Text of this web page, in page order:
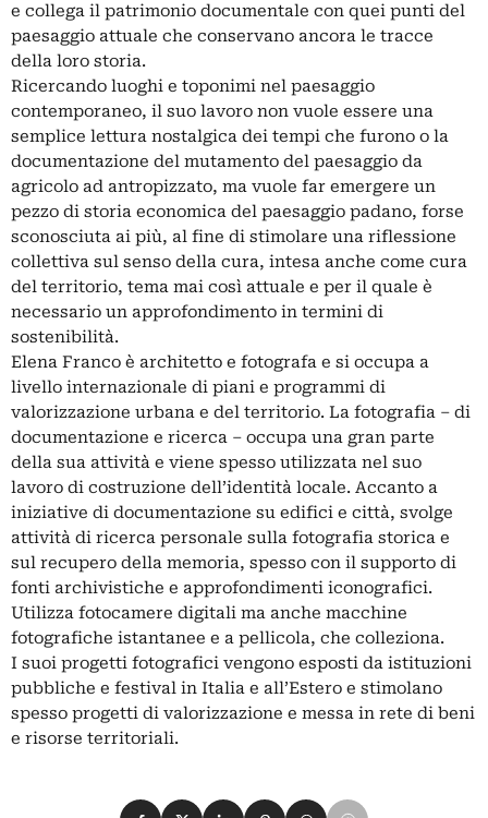
e collega il patrimonio documentale con quei punti del
paesaggio attuale che conservano ancora le tracce
della loro storia.
Ricercando luoghi e toponimi nel paesaggio
contemporaneo, il suo lavoro non vuole essere una
semplice lettura nostalgica dei tempi che furono o la
documentazione del mutamento del paesaggio da
agricolo ad antropizzato, ma vuole far emergere un
pezzo di storia economica del paesaggio padano, forse
sconosciuta ai più, al fine di stimolare una riflessione
collettiva sul senso della cura, intesa anche come cura
del territorio, tema mai così attuale e per il quale è
necessario un approfondimento in termini di
sostenibilità.
Elena Franco è architetto e fotografa e si occupa a
livello internazionale di piani e programmi di
valorizzazione urbana e del territorio. La fotografia – di
documentazione e ricerca – occupa una gran parte
della sua attività e viene spesso utilizzata nel suo
lavoro di costruzione dell’identità locale. Accanto a
iniziative di documentazione su edifici e città, svolge
attività di ricerca personale sulla fotografia storica e
sul recupero della memoria, spesso con il supporto di
fonti archivistiche e approfondimenti iconografici.
Utilizza fotocamere digitali ma anche macchine
fotografiche istantanee e a pellicola, che colleziona.
I suoi progetti fotografici vengono esposti da istituzioni
pubbliche e festival in Italia e all’Estero e stimolano
spesso progetti di valorizzazione e messa in rete di beni
e risorse territoriali.
Condividi su Facebook
Condividi su X
Condividi su LinkedIn
Condividi su Pinterest
Condividi su WhatsApp
Condividi su Email